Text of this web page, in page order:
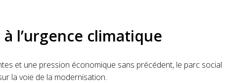
l’urgence climatique
et une pression économique sans précédent, le parc social
la voie de la modernisation.